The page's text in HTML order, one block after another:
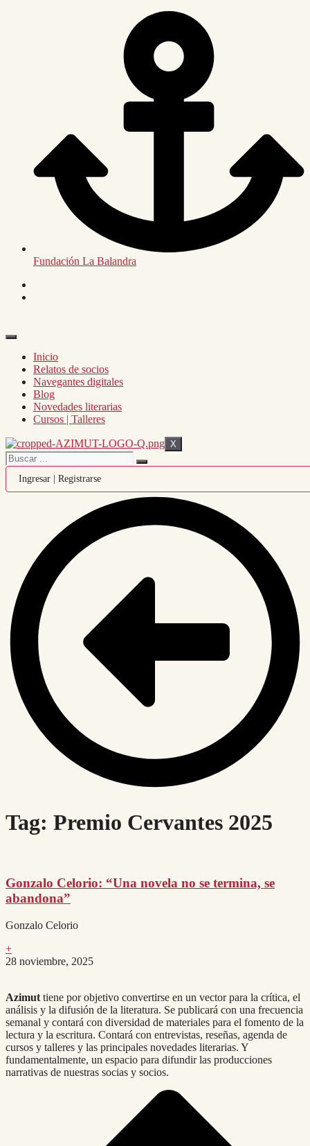
Fundación La Balandra
Inicio
Relatos de socios
Navegantes digitales
Blog
Novedades literarias
Cursos | Talleres
X
Ingresar | Registrarse
Tag: Premio Cervantes 2025
Gonzalo Celorio: “Una novela no se termina, se
abandona”
Gonzalo Celorio
+
28 noviembre, 2025
Azimut tiene por objetivo convertirse en un vector para la crítica, el
análisis y la difusión de la literatura. Se publicará con una frecuencia
semanal y contará con diversidad de materiales para el fomento de la
lectura y la escritura. Contará con entrevistas, reseñas, agenda de
cursos y talleres y las principales novedades literarias. Y
fundamentalmente, un espacio para difundir las producciones
narrativas de nuestras socias y socios.